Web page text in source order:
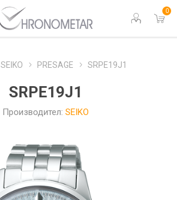
0
SEIKO PRESAGE SRPE19J1
SRPE19J1
Производител: SEIKO